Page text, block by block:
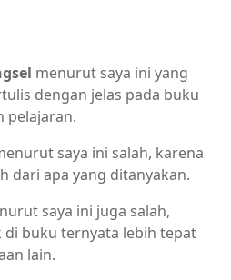
menurut saya ini yang
dengan jelas pada buku
pelajaran.
saya ini salah, karena
dari apa yang ditanyakan.
saya ini juga salah,
di buku ternyata lebih tepat
lain.